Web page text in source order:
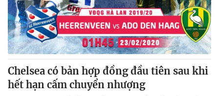
Cơ quan báo chí:Thời báo VTV
Giấy phép hoạt động báo in và báo điện tử số 483/GP-BTTTT
cấp ngày 29/12/2023
Tổng Biên tập:
Vũ Thanh Thủy
Phó Tổng Biên tập:Nguyễn Thị Mỹ Hạnh, Phạm Quốc Thắng,
Nguyễn Trọng Ninh
Tổng đài VTV:024.38 355 931 - 024.38 355 932
Chelsea có bản hợp đồng đầu tiên sau khi
hết hạn cấm chuyển nhượng